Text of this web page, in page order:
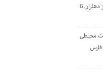
تا
‌محیطی
‌فارس